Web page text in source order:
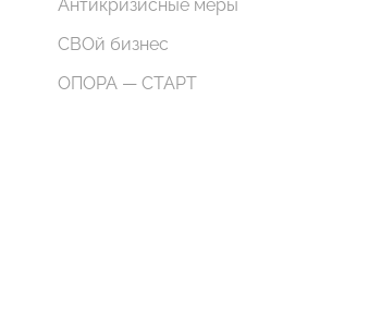
Антикризисные меры
СВОй бизнес
ОПОРА — СТАРТ